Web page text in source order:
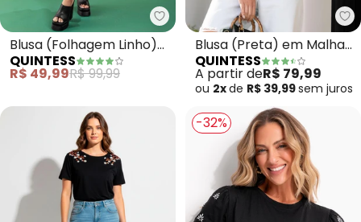
Quintess - Blusa (Folhagem
Blusa (Folhagem Linho)
em Malha de Viscose
QUINTESS
R$ 49,99R$ 99,99
Blusa (Preta) em Malha
de Viscolycra
QUINTESS
A partir deR$ 79,99
ou 2xde R$ 39,99sem juros
-32%